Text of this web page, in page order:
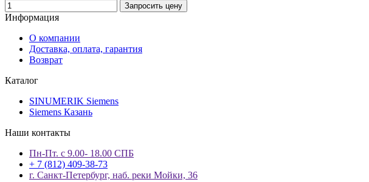
Запросить цену
Информация
О компании
Доставка, оплата, гарантия
Возврат
Каталог
SINUMERIK Siemens
Siemens Казань
Наши контакты
Пн-Пт. с 9.00- 18.00 СПБ
+ 7 (812) 409-38-73
г. Санкт-Петербург, наб. реки Мойки, 36